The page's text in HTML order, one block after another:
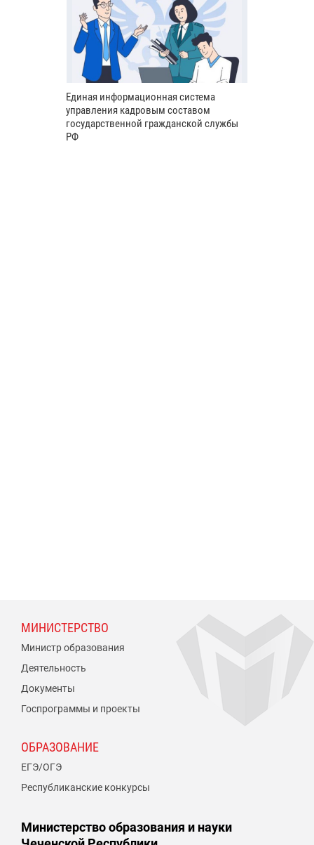
Единая информационная система
управления кадровым составом
государственной гражданской службы
РФ
МИНИСТЕРСТВО
Министр образования
Деятельность
Документы
Госпрограммы и проекты
ОБРАЗОВАНИЕ
ЕГЭ/ОГЭ
Республиканские конкурсы
Министерство образования и науки